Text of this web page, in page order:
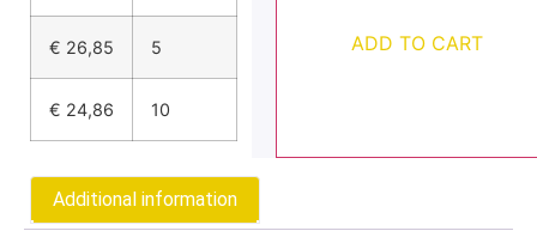
€ 26,85 5
€ 24,86 10
ADD TO CART
Additional information